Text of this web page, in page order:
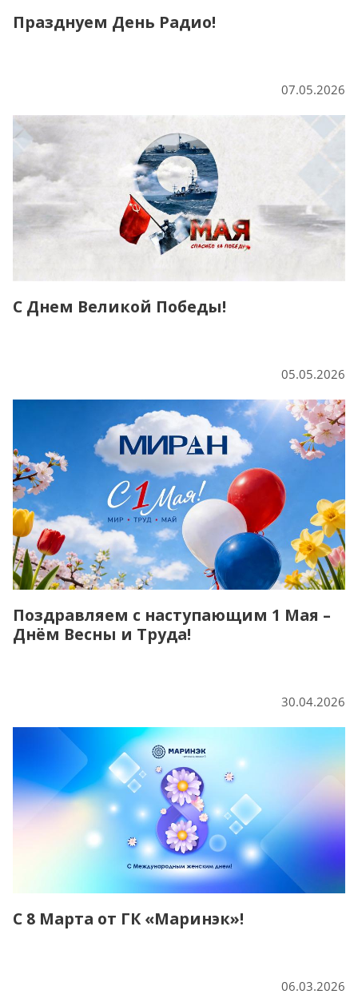
Празднуем День Радио!
07.05.2026
С Днем Великой Победы!
05.05.2026
Поздравляем с наступающим 1 Мая –
Днём Весны и Труда!
30.04.2026
С 8 Марта от ГК «Маринэк»!
06.03.2026